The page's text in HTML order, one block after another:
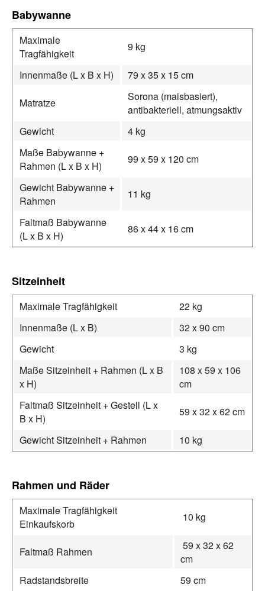
Babywanne
Maximale
Tragfähigkeit
9 kg
Innenmaße (L x B x H) 79 x 35 x 15 cm
Matratze
Sorona (maisbasiert),
antibakteriell, atmungsaktiv
Gewicht
4 kg
Maße Babywanne +
Rahmen (L x B x H)
99 x 59 x 120 cm
Gewicht Babywanne +
Rahmen
11 kg
Faltmaß Babywanne
(L x B x H)
86 x 44 x 16 cm
Sitzeinheit
Maximale Tragfähigkeit
22 kg
Innenmaße (L x B)
32 x 90 cm
Gewicht
3 kg
Maße Sitzeinheit + Rahmen (L x B
x H)
108 x 59 x 106
cm
Faltmaß Sitzeinheit + Gestell (L x
B x H)
59 x 32 x 62 cm
Gewicht Sitzeinheit + Rahmen 10 kg
Rahmen und Räder
Maximale Tragfähigkeit
Einkaufskorb
10 kg
Faltmaß Rahmen
59 x 32 x 62
cm
Radstandsbreite
59 cm